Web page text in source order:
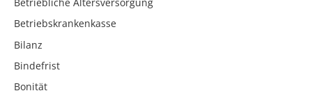
Betriebskrankenkasse
Bilanz
Bindefrist
Bonität